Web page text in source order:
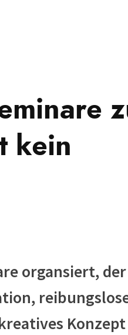
kein
organsiert,
Konzept